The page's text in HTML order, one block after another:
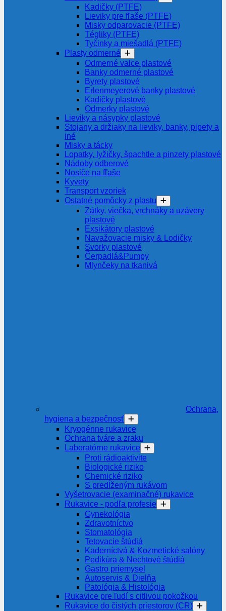
Kadičky (PTFE)
Lieviky pre fľaše (PTFE)
Misky odparovacie (PTFE)
Tégliky (PTFE)
Tyčinky a miešadlá (PTFE)
Plasty odmerné
Odmerné valce plastové
Banky odmerné plastové
Byrety plastové
Erlenmeyerové banky plastové
Kadičky plastové
Odmerky plastové
Lieviky a násypky plastové
Stojany a držiaky na lieviky, banky, pipety a
iné
Misky a tácky
Lopatky, lyžičky, špachtle a pinzety plastové
Nádoby odberové
Nosiče na fľaše
Kyvety
Transport vzoriek
Ostatné pomôcky z plastu
Zátky, viečka, vrchnáky a uzávery
plastové
Exsikátory plastové
Navažovacie misky & Lodičky
Svorky plastové
Čerpadlá&Pumpy
Mlynčeky na tkanivá
Ochrana,
hygiena a bezpečnosť
Kryogénne rukavice
Ochrana tváre a zraku
Laboratórne rukavice
Proti rádioaktivite
Biologické riziko
Chemické riziko
S predĺženým rukávom
Vyšetrovacie (examinačné) rukavice
Rukavice - podľa profesie
Gynekológia
Zdravotníctvo
Stomatológia
Tetovacie štúdiá
Kaderníctvá & Kozmetické salóny
Pedikúra & Nechtové štúdiá
Gastro priemysel
Autoservis & Dielňa
Patológia & Histológia
Rukavice pre ľudí s citlivou pokožkou
Rukavice do čistých priestorov (CR)